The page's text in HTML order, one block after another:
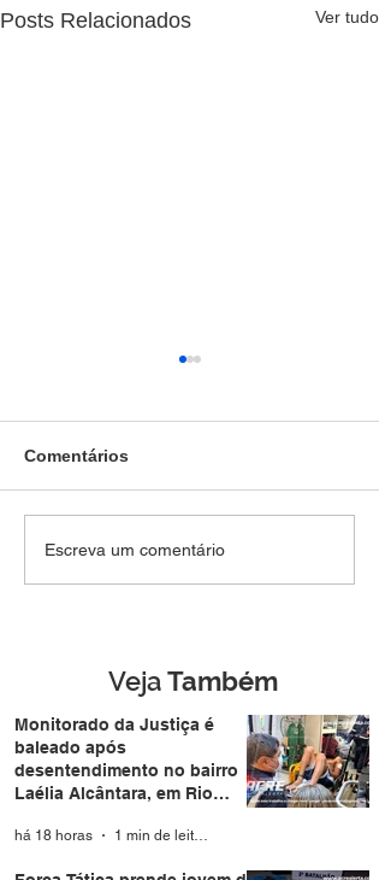
Posts Relacionados Ver tudo
SEM DIREITO A LUA DE
durante casamento
coletivo da Expoacre
Comentários
Escreva um comentário
VejaTambém
Monitorado da Justiça é
baleado após
desentendimento no bairro
Laélia Alcântara, em Rio
há 18 horas 1 min de leitura